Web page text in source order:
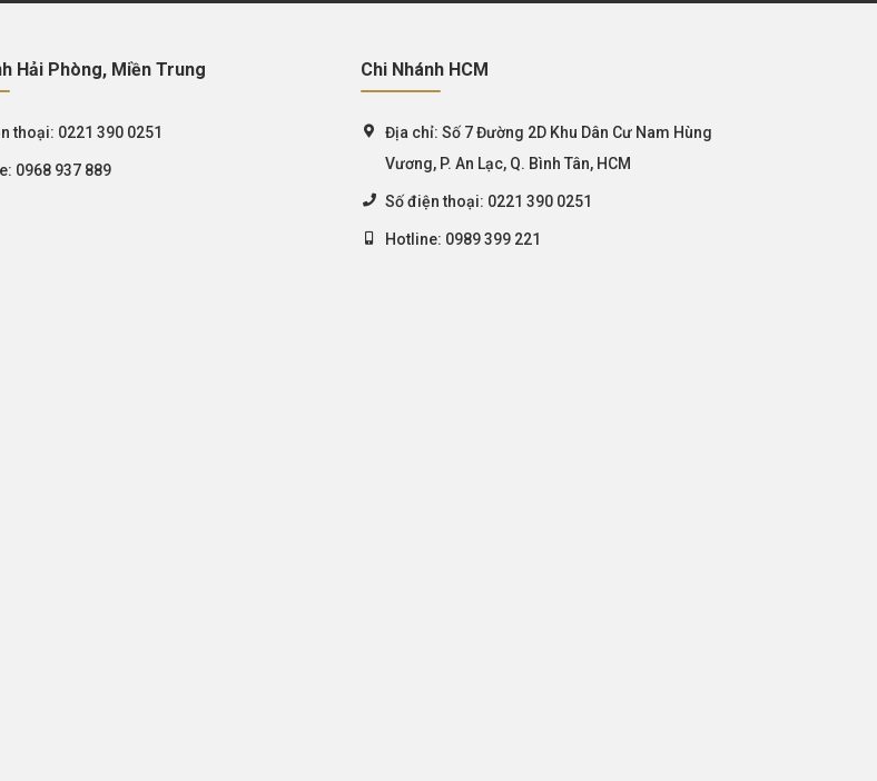
Hải Phòng, Miền Trung
thoại: 0221 390 0251
0968 937 889
Chi Nhánh HCM
Địa chỉ: Số 7 Đường 2D Khu Dân Cư Nam Hùng
Vương, P. An Lạc, Q. Bình Tân, HCM
Số điện thoại: 0221 390 0251
Hotline: 0989 399 221